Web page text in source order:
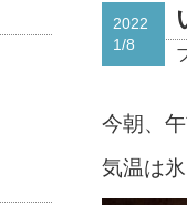
2022
1/8
今朝、
気温は